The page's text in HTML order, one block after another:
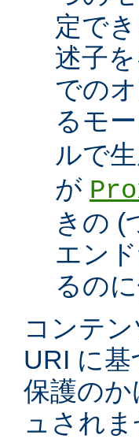
定で
述子
での
るモ
ルで
が
きの (
エン
るの
コンテ
URI に
保護の
ュされま